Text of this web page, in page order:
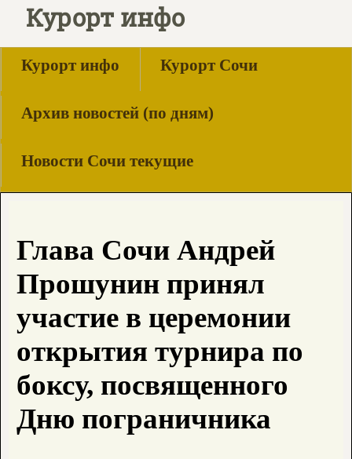
Курорт инфо
Курорт инфо Курорт Сочи
Архив новостей (по дням)
Новости Сочи текущие
Глава Сочи Андрей
Прошунин принял
участие в церемонии
открытия турнира по
боксу, посвященного
Дню пограничника